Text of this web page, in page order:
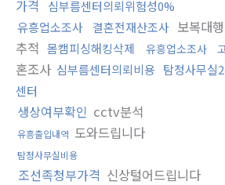
가격
심부름센터의뢰위험성0%
유흥업소조사
결혼전재산조사 보복대행
추적 몸캠피싱해킹삭제 유흥업소조사
혼조사 심부름센터의뢰비용 탐정사무실
센터
생상여부확인 cctv분석
유흥출입내역 도와드립니다
탐정사무실비용
조선족청부가격 신상털어드립니다